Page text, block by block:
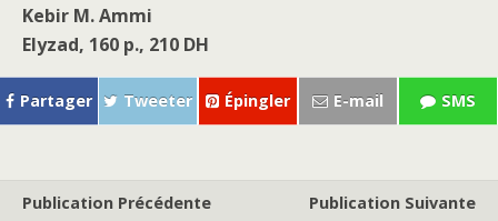
Kebir M. Ammi
Elyzad, 160 p., 210 DH
Partager Tweeter Épingler E-mail SMS
Publication Précédente Publication Suivante